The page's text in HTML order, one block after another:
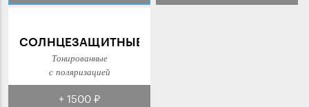
СОЛНЦЕЗАЩИТНЫЕ
Тонированные
с поляризацией
+ 1500 ₽